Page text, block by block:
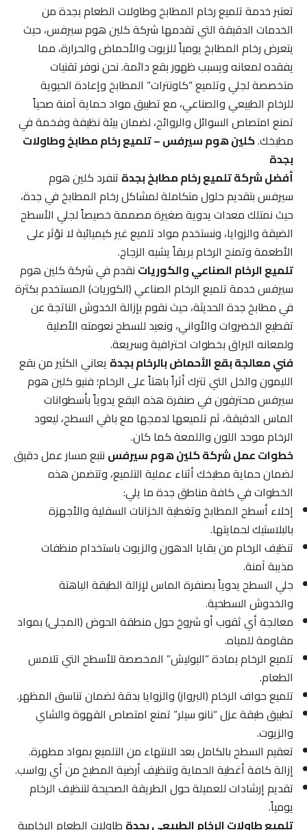
تعتبر خدمة تلميع رخام المطابخ وطاولات الطعام بجدة من
الخدمات الدقيقة التي تقدمها شركة كلين هوم سيرفس، حيث
يتعرض رخام المطابخ يومياً للزيوت والأحماض والحرارة، مما
يفقده لمعانه ويسبب ظهور بقع دائمة. نحن نوفر تقنيات
متخصصة لجلي وتلميع “كاونترات” المطابخ وإعادة الحيوية
للرخام الطبيعي والصناعي، مع تطبيق مواد حماية آمنة صحياً
تمنع امتصاص السوائل والروائح، لضمان بيئة نظيفة وفخمة في
مطبخك.كلين هوم سيرفس – تلميع رخام مطابخ وطاولات
بجدة
أفضل شركة تلميع رخام مطابخ بجدةتنفرد كلين هوم
سيرفس بتقديم حلول متكاملة لمشاكل رخام المطابخ في جدة،
حيث نمتلك معدات يدوية صغيرة مصممة خصيصاً لجلي الأسطح
الضيقة والزوايا، ونستخدم مواد تلميع غير كيميائية لا تؤثر على
الأطعمة وتمنح الرخام بريقاً يشبه الزجاج.
تلميع الرخام الصناعي والكورياتنقدم في شركة كلين هوم
سيرفس خدمة تلميع الرخام الصناعي (الكوريات) المستخدم بكثرة
في مطابخ جدة الحديثة، حيث نقوم بإزالة الخدوش الناتجة عن
تقطيع الخضروات والأواني، ونعيد للسطح نعومته الأصلية
ولمعانه البراق بخطوات احترافية وسريعة.
فني معالجة بقع الأحماض بالرخام بجدةيعاني الكثير من بقع
الليمون والخل التي تترك أثراً باهتاً على الرخام؛ فنيو كلين هوم
سيرفس محترفون في صنفرة هذه البقع يدوياً بأسطوانات
الماس الدقيقة، ثم تلميعها لدمجها مع باقي السطح، ليعود
الرخام موحد اللون واللمعة كما كان.
خطوات عمل شركة كلين هوم سيرفسنتبع مسار عمل دقيق
لضمان حماية مطبخك أثناء عملية التلميع، وتتضمن هذه
الخطوات في كافة مناطق جدة ما يلي:
إخلاء أسطح المطابخ وتغطية الخزانات السفلية والأجهزة
بالبلاستيك لحمايتها.
تنظيف الرخام من بقايا الدهون والزيوت باستخدام منظفات
مذيبة آمنة.
جلي السطح يدوياً بصنفرة الماس لإزالة الطبقة الباهتة
والخدوش السطحية.
معالجة أي ثقوب أو شروخ حول منطقة الحوض (المجلى) بمواد
مقاومة للمياه.
تلميع الرخام بمادة “البوليش” المخصصة للأسطح التي تلامس
الطعام.
تلميع حواف الرخام (البرواز) والزوايا بدقة لضمان تناسق المظهر.
تطبيق طبقة عزل “نانو سيلر” تمنع امتصاص القهوة والشاي
والزيوت.
تعقيم السطح بالكامل بعد الانتهاء من التلميع بمواد مطهرة.
إزالة كافة أغطية الحماية وتنظيف أرضية المطبخ من أي رواسب.
تقديم إرشادات للعميلة حول الطريقة الصحيحة لتنظيف الرخام
يومياً.
تلميع طاولات الرخام الطبيعي بجدةطاولات الطعام الرخامية